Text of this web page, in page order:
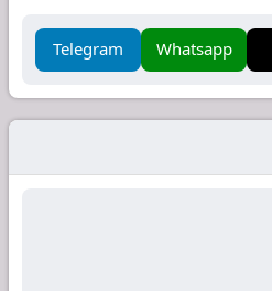
Whatsapp
Telegram